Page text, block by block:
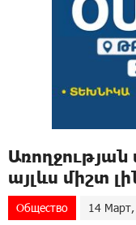
այլևս միշտ
Общество 14